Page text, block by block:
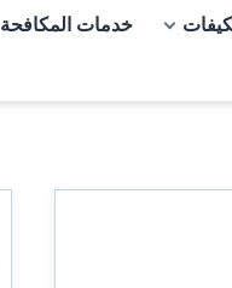
خدمات المكافحة